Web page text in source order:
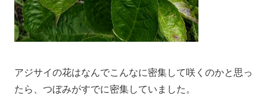
アジサイの花はなんでこんなに密集して咲くのかと思っ
たら、つぼみがすでに密集していました。